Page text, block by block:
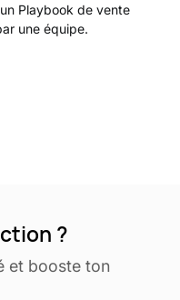
Playbook de vente
une équipe.
?
et booste ton